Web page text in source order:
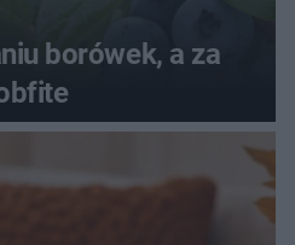
borówek, a za